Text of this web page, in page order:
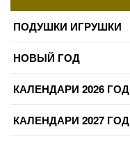
ПОДУШКИ ИГРУШКИ
НОВЫЙ ГОД
КАЛЕНДАРИ 2026 ГОД
КАЛЕНДАРИ 2027 ГОД